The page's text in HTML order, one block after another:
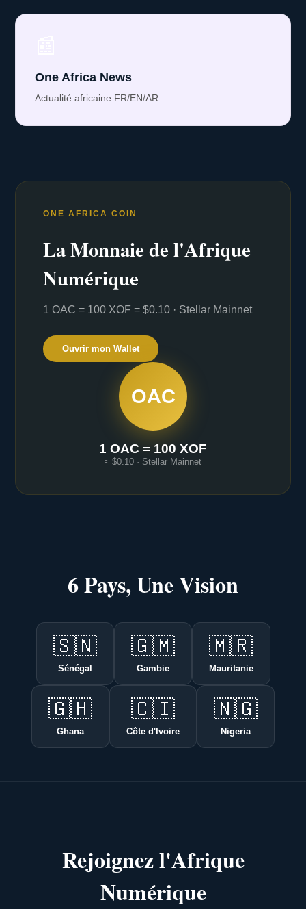
One Africa News
Actualité africaine FR/EN/AR.
ONE AFRICA COIN
La Monnaie de l'Afrique
Numérique
1 OAC = 100 XOF = $0.10 · Stellar Mainnet
Ouvrir mon Wallet
OAC
1 OAC = 100 XOF
≈ $0.10 · Stellar Mainnet
6 Pays, Une Vision
🇸🇳
Sénégal
🇬🇲
Gambie
🇲🇷
Mauritanie
🇬🇭
Ghana
🇨🇮
Côte d'Ivoire
🇳🇬
Nigeria
Rejoignez l'Afrique
Numérique